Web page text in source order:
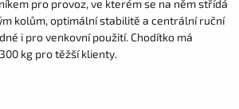
pro provoz, ve kterém se na něm střídá
kolům, optimální stabilitě a centrální ruční
i pro venkovní použití. Chodítko má
kg pro těžší klienty.